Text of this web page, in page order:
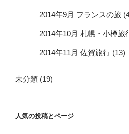
2014年9月 フランスの旅
2014年10月 札幌・小樽旅
2014年11月 佐賀旅行 (13)
未分類 (19)
人気の投稿とページ